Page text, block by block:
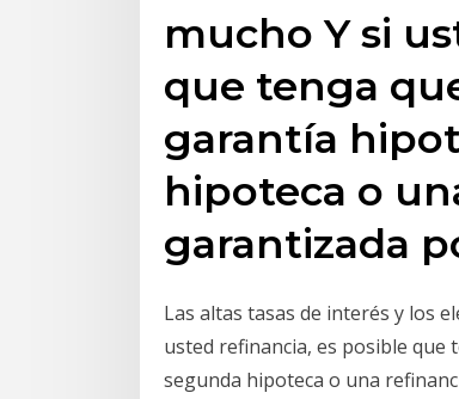
mucho Y si
que tenga
garantía
hipoteca o
garantizada
Las altas tasas de interés y los
usted refinancia, es posible
segunda hipoteca o una